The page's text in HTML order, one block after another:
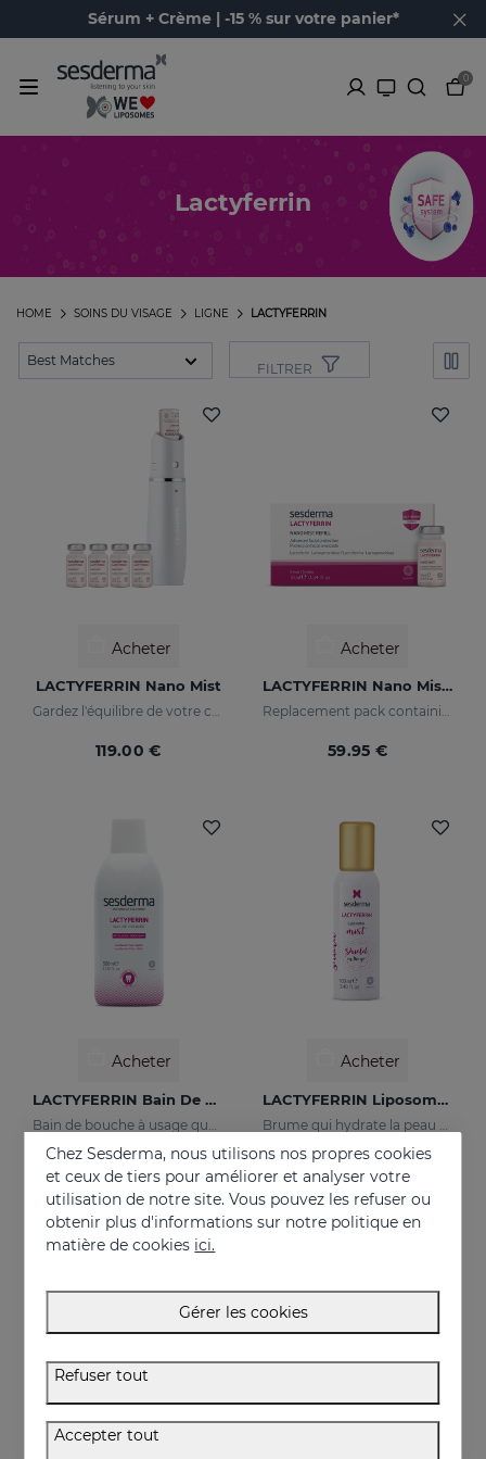
Sérum + Crème | -15 % sur votre panier*
0
Lactyferrin
LACTYFERRIN
LIGNE
SOINS DU VISAGE
HOME
FILTRER
Acheter
LACTYFERRIN Nano Mist
Gardez l'équilibre de votre corps
119.00 €
Acheter
LACTYFERRIN Nano Mist 5 Vials X 10 Ml
Replacement pack containing 5 Nanomist vials
59.95 €
Acheter
LACTYFERRIN Bain De Bouche
15.95 €
Acheter
LACTYFERRIN Liposomal Mist 100ml
41.95 €
Chez Sesderma, nous utilisons nos propres cookies
et ceux de tiers pour améliorer et analyser votre
utilisation de notre site. Vous pouvez les refuser ou
obtenir plus d'informations sur notre politique en
matière de cookies ici.
Gérer les cookies
Refuser tout
Accepter tout